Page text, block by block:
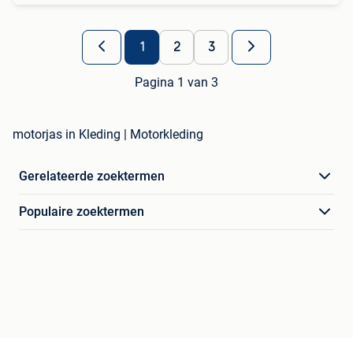
1 2 3
Pagina 1 van 3
motorjas in Kleding | Motorkleding
Gerelateerde zoektermen
Populaire zoektermen